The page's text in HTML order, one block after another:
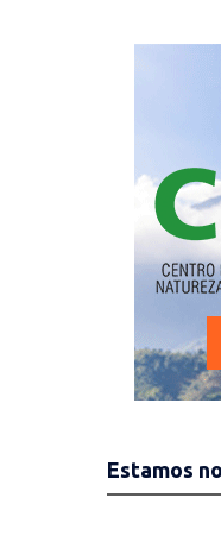
Estamos